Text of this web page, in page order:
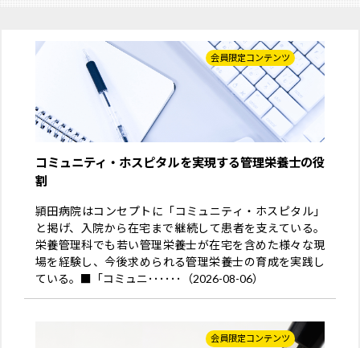
会員限定コンテンツ
コミュニティ・ホスピタルを実現する管理栄養士の役
割
頴田病院はコンセプトに「コミュニティ・ホスピタル」
と掲げ、入院から在宅まで継続して患者を支えている。
栄養管理科でも若い管理栄養士が在宅を含めた様々な現
場を経験し、今後求められる管理栄養士の育成を実践し
ている。■「コミュニ･･････（2026-08-06）
会員限定コンテンツ